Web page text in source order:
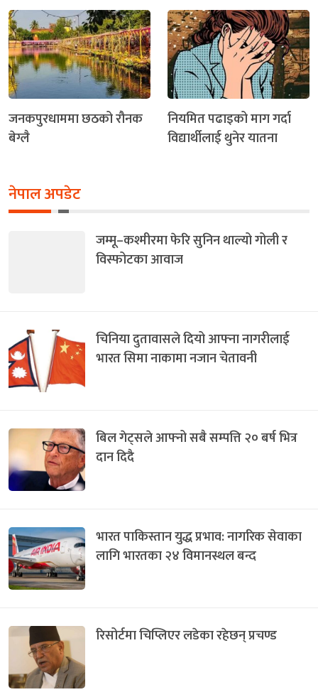
जनकपुरधाममा छठको रौनक
बेग्लै
नियमित पढाइको माग गर्दा
विद्यार्थीलाई थुनेर यातना
नेपाल अपडेट
जम्मू–कश्मीरमा फेरि सुनिन थाल्यो गोली र
विस्फोटका आवाज
चिनिया दुतावासले दियो आफ्ना नागरीलाई
भारत सिमा नाकामा नजान चेतावनी
बिल गेट्सले आफ्नो सबै सम्पत्ति २० बर्ष भित्र
दान दिदै
भारत पाकिस्तान युद्ध प्रभाव: नागरिक सेवाका
लागि भारतका २४ विमानस्थल बन्द
रिसोर्टमा चिप्लिएर लडेका रहेछन् प्रचण्ड